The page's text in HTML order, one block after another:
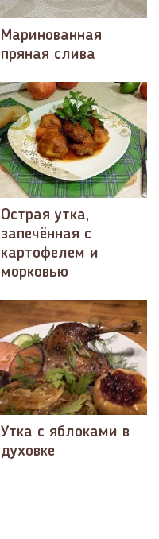
Маринованная
пряная слива
Острая утка,
запечённая с
картофелем и
морковью
Утка с яблоками в
духовке